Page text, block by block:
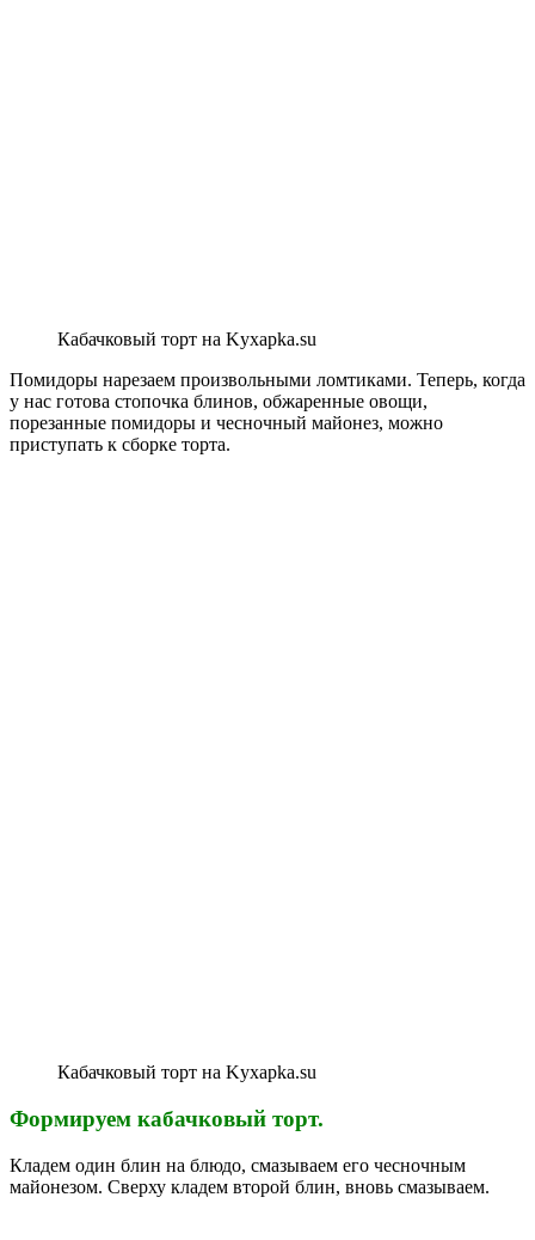
Кабачковый торт на Kyxapka.su
Помидоры нарезаем произвольными ломтиками. Теперь, когда
у нас готова стопочка блинов, обжаренные овощи,
порезанные помидоры и чесночный майонез, можно
приступать к сборке торта.
Кабачковый торт на Kyxapka.su
Формируем кабачковый торт.
Кладем один блин на блюдо, смазываем его чесночным
майонезом. Сверху кладем второй блин, вновь смазываем.